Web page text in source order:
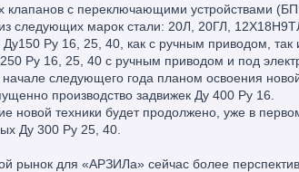
клапанов с переключающими устройствами
следующих марок стали: 20Л, 20ГЛ,
Ру 16, 25, 40, как с ручным приводом,
Ру 16, 25, 40 с ручным приводом и под
начале следующего года планом освоения
производство задвижек Ду 400 Ру 16.
новой техники будет продолжено, уже в
Ду 300 Ру 25, 40.
рынок для «АРЗИЛа» сейчас более